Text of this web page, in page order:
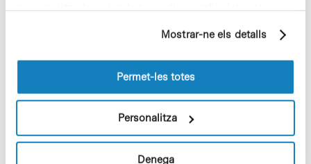
personalitzada sobre la base d'un perfil elaborat a
pàgines visitades). Per a obtenir més informació sobre
les cookies pot consultar laPolítica de cookiesdel
Mostrar-ne els detalls
Permet-les totes
Personalitza
Denega
C/Baldiri Reixac, 4-12 i 15